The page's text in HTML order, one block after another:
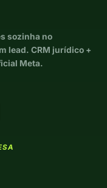
sozinha no
lead. CRM jurídico +
Meta.